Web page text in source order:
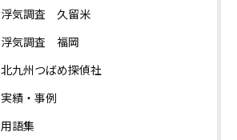
浮気調査 久留米
浮気調査 福岡
北九州つばめ探偵社
実績・事例
用語集